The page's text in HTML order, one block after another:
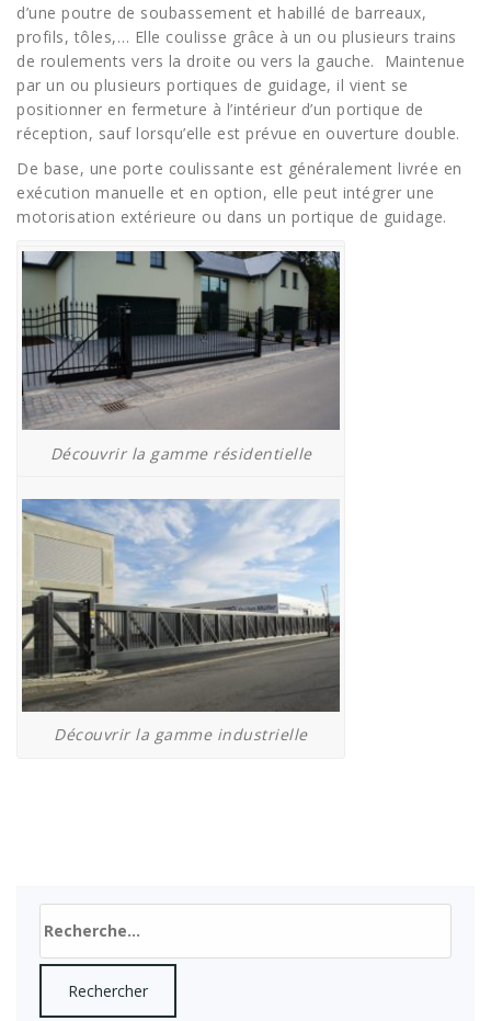
d’une poutre de soubassement et habillé de barreaux,
profils, tôles,… Elle coulisse grâce à un ou plusieurs trains
de roulements vers la droite ou vers la gauche. Maintenue
par un ou plusieurs portiques de guidage, il vient se
positionner en fermeture à l’intérieur d’un portique de
réception, sauf lorsqu’elle est prévue en ouverture double.
De base, une porte coulissante est généralement livrée en
exécution manuelle et en option, elle peut intégrer une
motorisation extérieure ou dans un portique de guidage.
Découvrir la gamme résidentielle
Découvrir la gamme industrielle